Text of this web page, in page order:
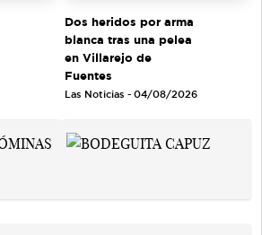
Dos heridos por arma
blanca tras una pelea
en Villarejo de
Fuentes
Las Noticias - 04/08/2026